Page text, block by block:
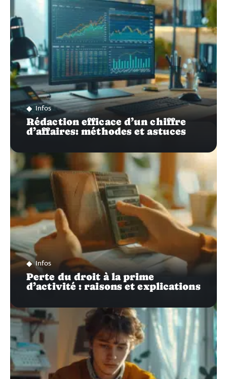
Infos
Rédaction efficace d’un chiffre
d’affaires: méthodes et astuces
Infos
Perte du droit à la prime
d’activité : raisons et explications